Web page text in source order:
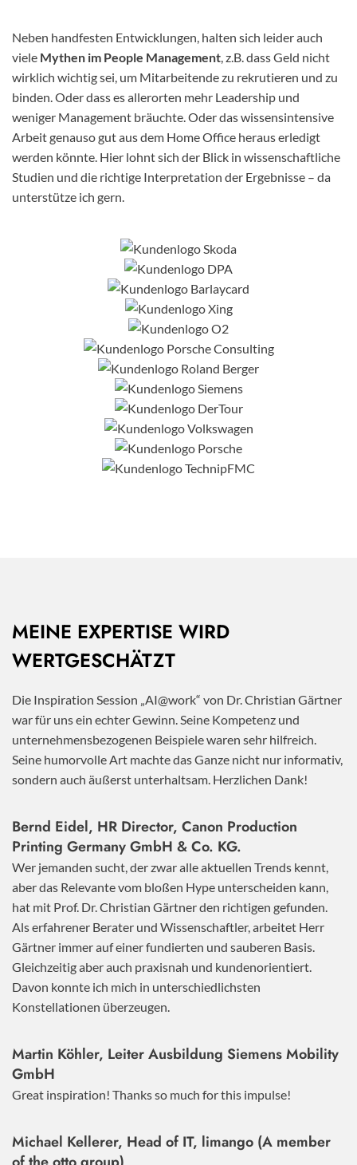
Neben handfesten Entwicklungen, halten sich leider auch
viele Mythen im People Management, z.B. dass Geld nicht
wirklich wichtig sei, um Mitarbeitende zu rekrutieren und zu
binden. Oder dass es allerorten mehr Leadership und
weniger Management bräuchte. Oder das wissensintensive
Arbeit genauso gut aus dem Home Office heraus erledigt
werden könnte. Hier lohnt sich der Blick in wissenschaftliche
Studien und die richtige Interpretation der Ergebnisse – da
unterstütze ich gern.
MEINE EXPERTISE WIRD
WERTGESCHÄTZT
Die Inspiration Session „AI@work“ von Dr. Christian Gärtner
war für uns ein echter Gewinn. Seine Kompetenz und
unternehmensbezogenen Beispiele waren sehr hilfreich.
Seine humorvolle Art machte das Ganze nicht nur informativ,
sondern auch äußerst unterhaltsam. Herzlichen Dank!
Bernd Eidel, HR Director, Canon Production
Printing Germany GmbH & Co. KG.
Wer jemanden sucht, der zwar alle aktuellen Trends kennt,
aber das Relevante vom bloßen Hype unterscheiden kann,
hat mit Prof. Dr. Christian Gärtner den richtigen gefunden.
Als erfahrener Berater und Wissenschaftler, arbeitet Herr
Gärtner immer auf einer fundierten und sauberen Basis.
Gleichzeitig aber auch praxisnah und kundenorientiert.
Davon konnte ich mich in unterschiedlichsten
Konstellationen überzeugen.
Martin Köhler, Leiter Ausbildung Siemens Mobility
GmbH
Great inspiration! Thanks so much for this impulse!
Michael Kellerer, Head of IT, limango (A member